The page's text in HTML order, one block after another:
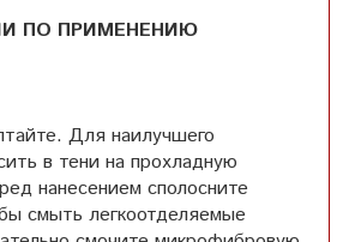
ПО ПРИМЕНЕНИЮ
Для наилучшего
в тени на прохладную
нанесением сполосните
смыть легкоотделяемые